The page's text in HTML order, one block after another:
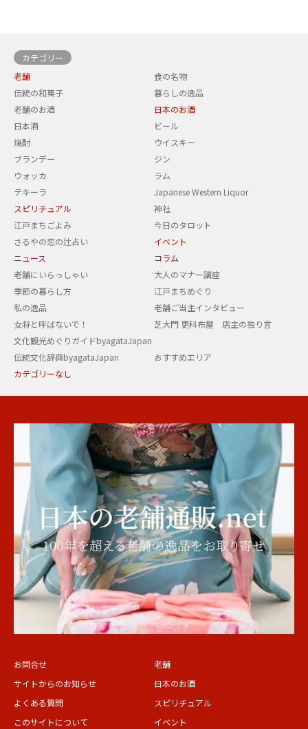
カテゴリー
老舗
食の名物
伝統の和菓子
暮らしの逸品
老舗のお酒
日本のお酒
日本酒
ビール
焼酎
ウイスキー
ブランデー
ジン
ウォッカ
ラム
テキーラ
Japanese Western Liquor
スピリチュアル
神社
江戸まちごよみ
今日のタロット
さるやの恋の辻占い
イベント
ニュース
コラム
老舗にいらっしゃい
大人のマナー講座
季節の暮らし方
江戸まちめぐり
私の逸品
老舗ご当主インタビュー
女将と呼ばないで！
芝大門 更科布屋 店主の独り言
文化観光めぐりガイドbyagataJapan
伝統文化辞典byagataJapan
おすすめエリア
カテゴリーなし
お問合せ
サイトからのお知らせ
よくある質問
このサイトについて
老舗
日本のお酒
スピリチュアル
イベント